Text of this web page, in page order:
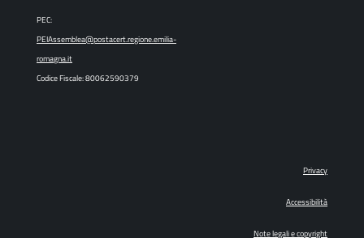
PEC:
PEIAssemblea@postacert.regione.emilia-
romagna.it
Codice Fiscale: 80062590379
Privacy
Accessibilità
Note legali e copyright